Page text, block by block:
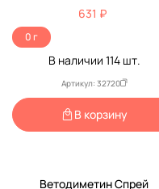
15мл Apicenna (Апиценна)
631 ₽
0 г
В наличии 114шт.
Артикул: 32720
В корзину
Ветодиметин Спрей